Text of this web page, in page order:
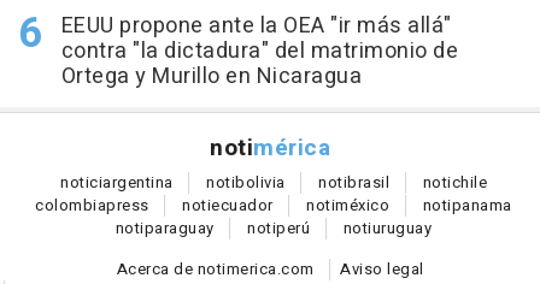
EEUU propone ante la OEA "ir más allá"
contra "la dictadura" del matrimonio de
Ortega y Murillo en Nicaragua
notimérica
noticiargentina notibolivia notibrasil notichile
colombiapress notiecuador notiméxico notipanama
notiparaguay notiperú notiuruguay
Acerca de notimerica.com
Aviso legal